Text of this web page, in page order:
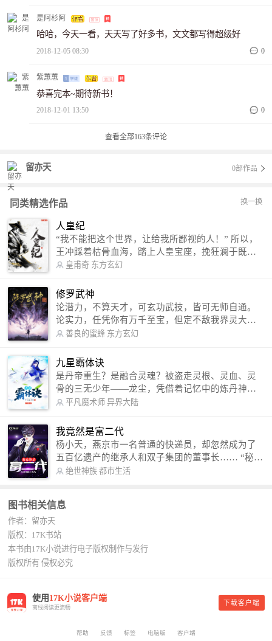
是阿杉阿
哈哈，今天一看，天天写了好多书，文文都写得超级好
2018-12-05 08:30 0
紫蕙蕙
恭喜完本~期待新书！
2018-12-01 13:50 0
查看全部163条评论
留亦天 0部作品
同类精选作品 换一换
人皇纪
“我不能把这个世界，让给我所鄙视的人！” 所以，
王冲踩着枯骨血海，踏上人皇宝座，挽狂澜于既
倒，扶大厦之将倾，成就了一段无上的传说！ 微信
微博：皇甫奇（地址：http://weibo.com/u/25284575
87） QQ交流群：320238210【普通群】 574501330
【VIP订阅群】 欢迎大家关注。
皇甫奇 东方玄幻
修罗武神
论潜力，不算天才，可玄功武技，皆可无师自通。
论实力，任凭你有万千至宝，但定不敌我界灵大
军。 我是谁？天下众生视我为修罗，却不知，我以
信公众号：善良的蜜蜂后援会）
善良的蜜蜂 东方玄幻
九星霸体诀
是丹帝重生？是融合灵魂？被盗走灵根、灵血、灵
骨的三无少年——龙尘，凭借着记忆中的炼丹神
术，修行神秘功法九星霸体诀，拨开重重迷雾，解
勾搭各色美女，镇压恶鬼邪神。 江湖传闻：龙
尘一到，地吼天啸。龙尘一出，鬼泣神哭。 本
故事纯属虚构，如有雷同，那就是真事儿，想要对
号入座，抓紧时间进群：487963015 微信公众号：
平凡魔术师,或者搜索：pingfanmoshushi1982,公众
平凡魔术师 异界大陆
我竟然是富二代
杨小天，燕京市一名普通的快递员，却忽然成为了
五百亿遗产的继承人和双子集团的董事长…… “秘
书，给我定制一套百亿富翁的吃喝住行标准！” “好
呢？” “回杨总，开车太堵，已经给你安排了直升
敢想的，没有秘书办不到的。
绝世神族 都市生活
图书相关信息
作者：留亦天
版权：17K书站
本书由17K小说进行电子版权制作与发行
版权所有 侵权必究
使用 17K小说客户端
离线阅读更流畅
下载客户端
帮助 反馈 标签 电脑版 客户端